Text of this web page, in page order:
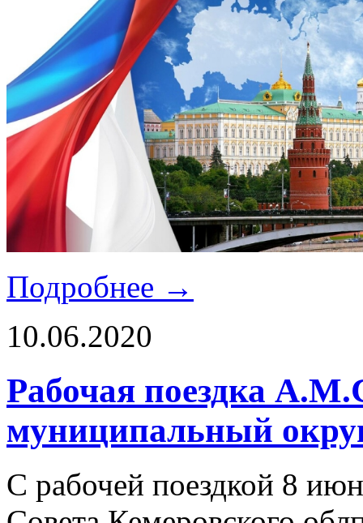
Подробнее →
10.06.2020
Рабочая поездка
муниципальный
С рабочей поездкой 8